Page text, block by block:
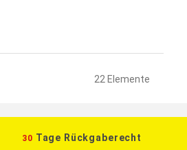
22 Elemente
30 Tage Rückgaberecht